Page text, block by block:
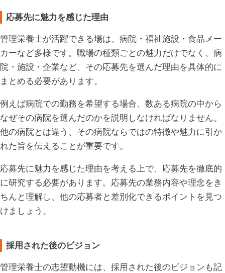
応募先に魅力を感じた理由
管理栄養士が活躍できる場は、病院・福祉施設・食品メー
カーなど多様です。職場の種類ごとの魅力だけでなく、病
院・施設・企業など、その応募先を選んだ理由を具体的に
まとめる必要があります。
例えば病院での勤務を希望する場合、数ある病院の中から
なぜその病院を選んだのかを説明しなければなりません。
他の病院とは違う、その病院ならではの特徴や魅力に引か
れた旨を伝えることが重要です。
応募先に魅力を感じた理由を考える上で、応募先を徹底的
に研究する必要があります。応募先の業務内容や理念をき
ちんと理解し、他の応募者と差別化できるポイントを見つ
けましょう。
採用された後のビジョン
管理栄養士の志望動機には、採用された後のビジョンも記